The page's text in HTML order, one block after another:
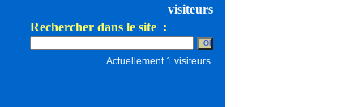
visiteurs
Rechercher dans le site :
Actuellement 1 visiteurs